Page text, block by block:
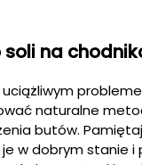
na
naturalne
butów.
w dobrym stanie i